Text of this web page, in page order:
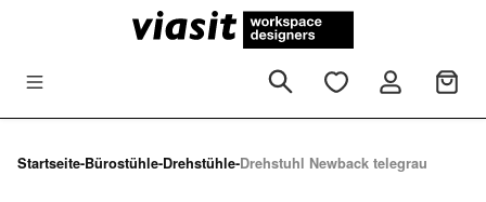
Zum Hauptinhalt springen
Startseite-Bürostühle-Drehstühle-Drehstuhl Newback telegrau